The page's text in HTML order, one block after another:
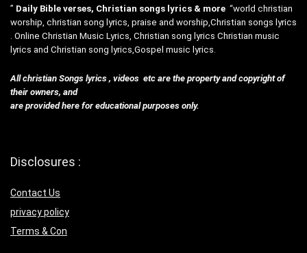
” Daily Bible verses, Christian songs lyrics & more “world christian
worship, christian song lyrics, praise and worship,Christian songs lyrics
. Online Christian Music Lyrics, Christian song lyrics Christian music
lyrics and Christian song lyrics,Gospel music lyrics.
All christian Songs lyrics , videos etc are the property and copyright of
their owners, and
are provided here for educational purposes only.
Disclosures :
Contact Us
privacy policy
Terms & Con